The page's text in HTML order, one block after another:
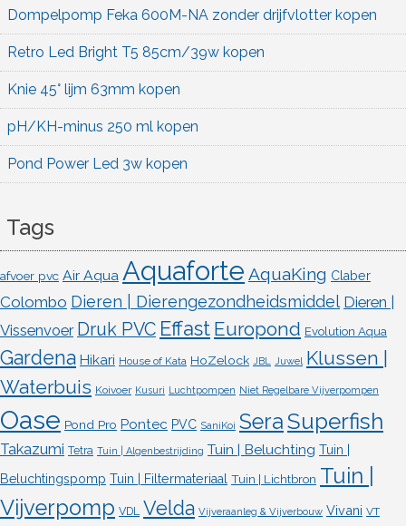
Dompelpomp Feka 600M-NA zonder drijfvlotter kopen
Retro Led Bright T5 85cm/39w kopen
Knie 45° lijm 63mm kopen
pH/KH-minus 250 ml kopen
Pond Power Led 3w kopen
Tags
afvoer pvc Air Aqua Aquaforte AquaKing Claber
Colombo Dieren | Dierengezondheidsmiddel Dieren |
Vissenvoer Druk PVC Effast Europond Evolution Aqua
Gardena Hikari House of Kata HoZelock JBL Juwel Klussen |
Waterbuis Koivoer Kusuri Luchtpompen Niet Regelbare Vijverpompen
Oase Pond Pro Pontec PVC SaniKoi SeraSuperfish
Takazumi Tetra Tuin | Algenbestrijding Tuin | Beluchting Tuin |
Beluchtingspomp Tuin | Filtermateriaal Tuin | Lichtbron Tuin |
Vijverpomp VDL Velda Vijveraanleg & Vijverbouw Vivani VT